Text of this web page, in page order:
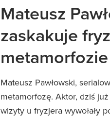
Mateusz
zaskakuje
metamorfozie
Mateusz Pawłowski,
metamorfozę. Aktor, dziś
wizyty u fryzjera wywołały